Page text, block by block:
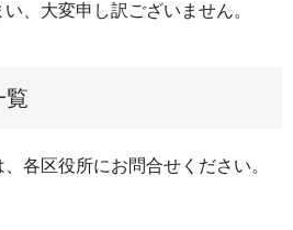
、大変申し訳ございません。
覧
各区役所にお問合せください。